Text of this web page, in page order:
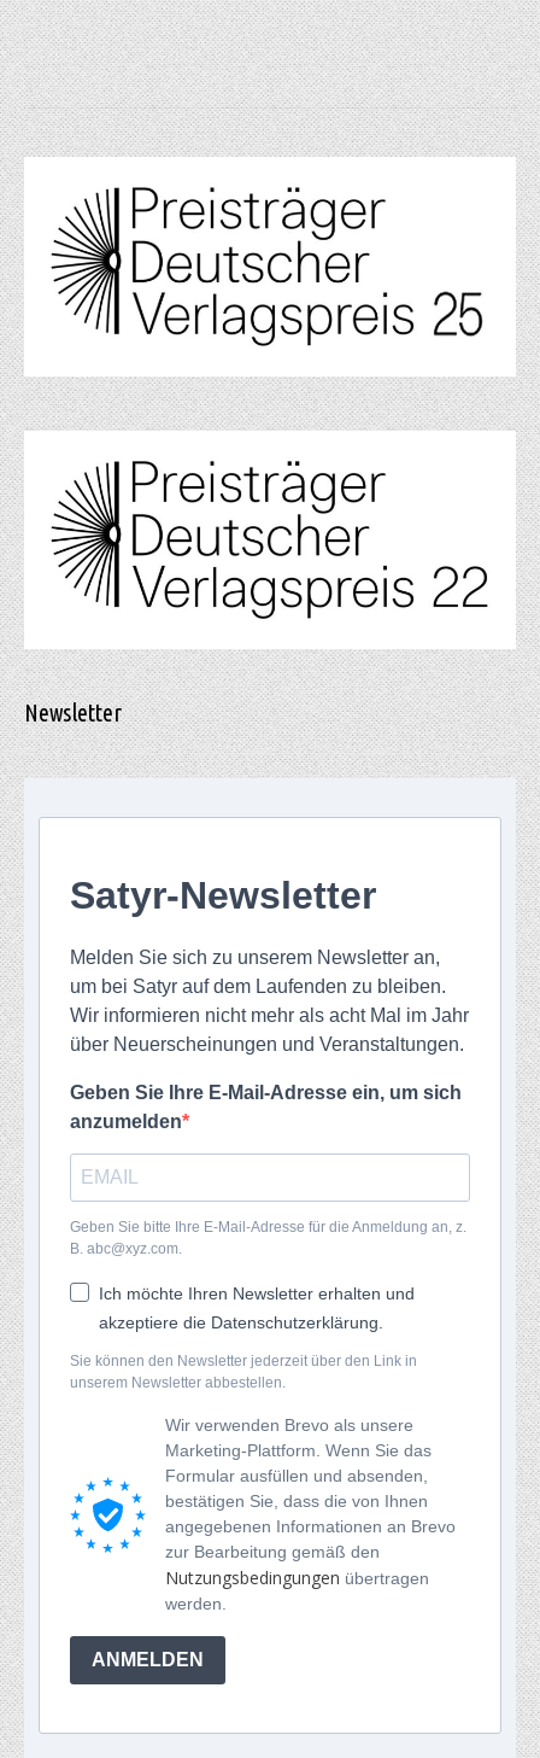
Newsletter
Satyr-Newsletter
Melden Sie sich zu unserem Newsletter an,
um bei Satyr auf dem Laufenden zu bleiben.
Wir informieren nicht mehr als acht Mal im Jahr
über Neuerscheinungen und Veranstaltungen.
Geben Sie Ihre E-Mail-Adresse ein, um sich
anzumelden
Geben Sie bitte Ihre E-Mail-Adresse für die Anmeldung an, z.
B. abc@xyz.com.
Ich möchte Ihren Newsletter erhalten und
akzeptiere die Datenschutzerklärung.
Sie können den Newsletter jederzeit über den Link in
unserem Newsletter abbestellen.
Wir verwenden Brevo als unsere
Marketing-Plattform. Wenn Sie das
Formular ausfüllen und absenden,
bestätigen Sie, dass die von Ihnen
angegebenen Informationen an Brevo
zur Bearbeitung gemäß den
Nutzungsbedingungen übertragen
werden.
ANMELDEN